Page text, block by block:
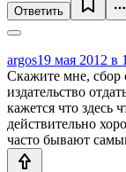
Ответить
argos19 мая 2012 в
Скажите мне, сбор
издательство
кажется что здесь
действительно
часто бывают